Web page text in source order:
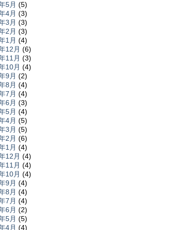
5月 (5)
4月 (3)
3月 (3)
2月 (3)
1月 (4)
12月 (6)
11月 (3)
10月 (4)
9月 (2)
8月 (4)
7月 (4)
6月 (3)
5月 (4)
4月 (5)
3月 (5)
2月 (6)
1月 (4)
12月 (4)
11月 (4)
10月 (4)
9月 (4)
8月 (4)
7月 (4)
6月 (2)
5月 (5)
4月 (4)